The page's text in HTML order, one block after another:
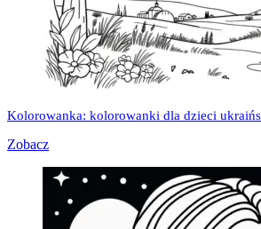
Kolorowanka: kolorowanki dla dzieci
Zobacz